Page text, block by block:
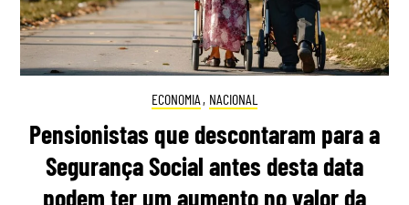
ECONOMIA , NACIONAL
Pensionistas que descontaram para a
Segurança Social antes desta data
podem ter um aumento no valor da